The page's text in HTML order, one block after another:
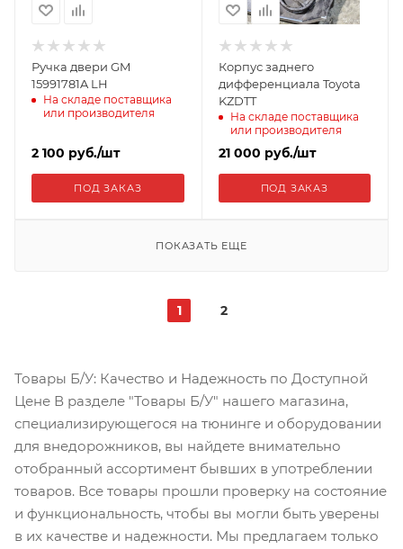
Ручка двери GM
15991781A LH
На складе поставщика
или производителя
2 100 руб./шт
ПОД ЗАКАЗ
Корпус заднего
дифференциала Toyota
KZDTT
На складе поставщика
или производителя
21 000 руб./шт
ПОД ЗАКАЗ
ПОКАЗАТЬ ЕЩЕ
1 2
Товары Б/У: Качество и Надежность по Доступной
Цене В разделе "Товары Б/У" нашего магазина,
специализирующегося на тюнинге и оборудовании
для внедорожников, вы найдете внимательно
отобранный ассортимент бывших в употреблении
товаров. Все товары прошли проверку на состояние
и функциональность, чтобы вы могли быть уверены
в их качестве и надежности. Мы предлагаем только